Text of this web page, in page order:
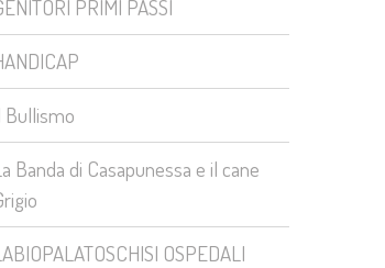
PRIMI PASSI
Bullismo
Banda di Casapunessa e il cane
OSPEDALI